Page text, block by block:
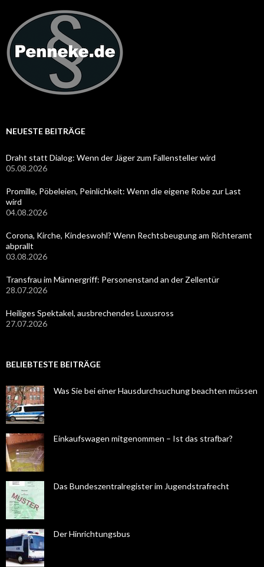
NEUESTE BEITRÄGE
Draht statt Dialog: Wenn der Jäger zum Fallensteller wird
05.08.2026
Promille, Pöbeleien, Peinlichkeit: Wenn die eigene Robe zur Last
wird
04.08.2026
Corona, Kirche, Kindeswohl? Wenn Rechtsbeugung am Richteramt
abprallt
03.08.2026
Transfrau im Männergriff: Personenstand an der Zellentür
28.07.2026
Heiliges Spektakel, ausbrechendes Luxusross
27.07.2026
BELIEBTESTE BEITRÄGE
Was Sie bei einer Hausdurchsuchung beachten müssen
Einkaufswagen mitgenommen – Ist das strafbar?
Das Bundeszentralregister im Jugendstrafrecht
Der Hinrichtungsbus